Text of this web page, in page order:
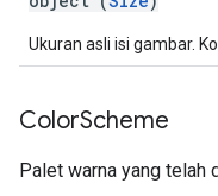
Ukuran asli isi gambar.
ColorScheme
Palet warna yang telah